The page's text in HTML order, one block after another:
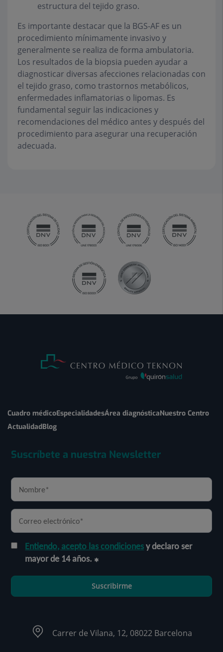
estructura del tejido graso.
Es importante destacar que la BGS-AF es un
procedimiento mínimamente invasivo y
generalmente se realiza de forma ambulatoria.
Los resultados de la biopsia pueden ayudar a
diagnosticar diversas afecciones relacionadas con
el tejido graso, como trastornos metabólicos,
enfermedades inflamatorias o lipomas. Es
fundamental seguir las indicaciones y
recomendaciones del médico antes y después del
procedimiento para asegurar una recuperación
adecuada.
Cuadro médicoEspecialidadesÁrea diagnósticaNuestro Centro
ActualidadBlog
Suscríbete a nuestra Newsletter
Entiendo, acepto las condicionesy declaro ser
mayor de 14 años.
Suscribirme
Carrer de Vilana, 12, 08022 Barcelona